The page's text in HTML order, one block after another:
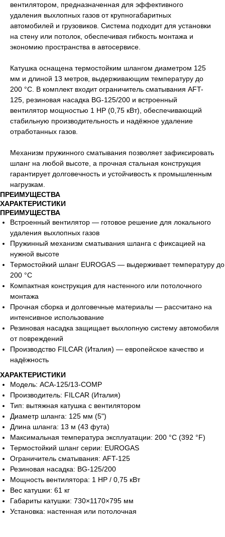
вентилятором, предназначенная для эффективного
удаления выхлопных газов от крупногабаритных
автомобилей и грузовиков. Система подходит для установки
на стену или потолок, обеспечивая гибкость монтажа и
экономию пространства в автосервисе.
Катушка оснащена термостойким шлангом диаметром 125
мм и длиной 13 метров, выдерживающим температуру до
200 °C. В комплект входит ограничитель сматывания AFT-
125, резиновая насадка BG-125/200 и встроенный
вентилятор мощностью 1 HP (0,75 кВт), обеспечивающий
стабильную производительность и надёжное удаление
отработанных газов.
Механизм пружинного сматывания позволяет зафиксировать
шланг на любой высоте, а прочная стальная конструкция
гарантирует долговечность и устойчивость к промышленным
нагрузкам.
ПРЕИМУЩЕСТВА
ХАРАКТЕРИСТИКИ
ПРЕИМУЩЕСТВА
Встроенный вентилятор — готовое решение для локального
удаления выхлопных газов
Пружинный механизм сматывания шланга с фиксацией на
нужной высоте
Термостойкий шланг EUROGAS — выдерживает температуру до
200 °C
Компактная конструкция для настенного или потолочного
монтажа
Прочная сборка и долговечные материалы — рассчитано на
интенсивное использование
Резиновая насадка защищает выхлопную систему автомобиля
от повреждений
Производство FILCAR (Италия) — европейское качество и
надёжность
ХАРАКТЕРИСТИКИ
Модель: ACA-125/13-COMP
Производитель: FILCAR (Италия)
Тип: вытяжная катушка с вентилятором
Диаметр шланга: 125 мм (5")
Длина шланга: 13 м (43 фута)
Максимальная температура эксплуатации: 200 °C (392 °F)
Термостойкий шланг серии: EUROGAS
Ограничитель сматывания: AFT-125
Резиновая насадка: BG-125/200
Мощность вентилятора: 1 HP / 0,75 кВт
Вес катушки: 61 кг
Габариты катушки: 730×1170×795 мм
Установка: настенная или потолочная